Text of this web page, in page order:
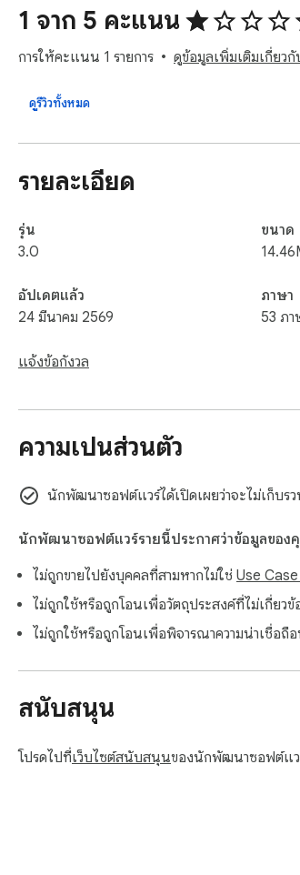
6. Customizable interface toggles
7. Smooth neon-style visual effects
✓ Neon Car Wallpapers in New Tab:
✓ 4K & HD Image Quality: Enjoy sharp
scenes with a strong visual identity.
✓ Quick Access Shortcuts: Access your
✓ Minimal & Clean Interface: Designed to
✓ Customizable Settings Panel: Toggle
Neon Super Car HD Wallpaper New Tab
1 จาก 5 คะแนน
การให้คะแนน 1 รายการ ดูข้อมูลเพิ่มเติมเกี่ยว
ดูรีวิวทั้งหมด
รายละเอียด
รุ่น
3.0
อัปเดตแล้ว
24 มีนาคม 2569
แจ้งข้อกังวล
ขนาด
ภาษา
53 ภา
ความเป็นส่วนตัว
นักพัฒนาซอฟต์แวร์ได้เปิดเผยว่าจะไม่เก็บร
นักพัฒนาซอฟต์แวร์รายนี้ประกาศว่าข้อมูลของ
ไม่ถูกขายไปยังบุคคลที่สามหากไม่ใช่ Use
ไม่ถูกใช้หรือถูกโอนเพื่อวัตถุประสงค์ที่ไม่เกี่ยว
ไม่ถูกใช้หรือถูกโอนเพื่อพิจารณาความน่าเชื่อถื
สนับสนุน
โปรดไปที่เว็บไซต์สนับสนุนของนักพัฒนาซอฟต์แว